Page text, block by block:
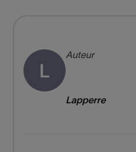
L
Auteur
Lapperre